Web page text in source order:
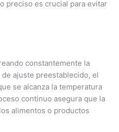
preciso es crucial para evitar
constantemente la
ajuste preestablecido, el
se alcanza la temperatura
continuo asegura que la
alimentos o productos